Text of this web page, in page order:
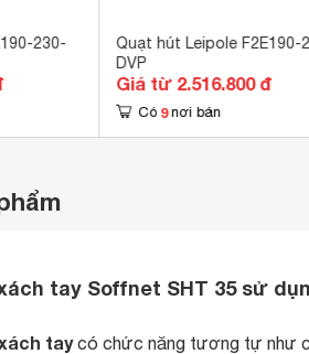
230-
Quạt hút Leipole F2E190-
DVP
Giá từ 2.516.800 đ
Có 9 nơi bán
tay Soffnet SHT 35 sử
taycó chức năng tương tự như